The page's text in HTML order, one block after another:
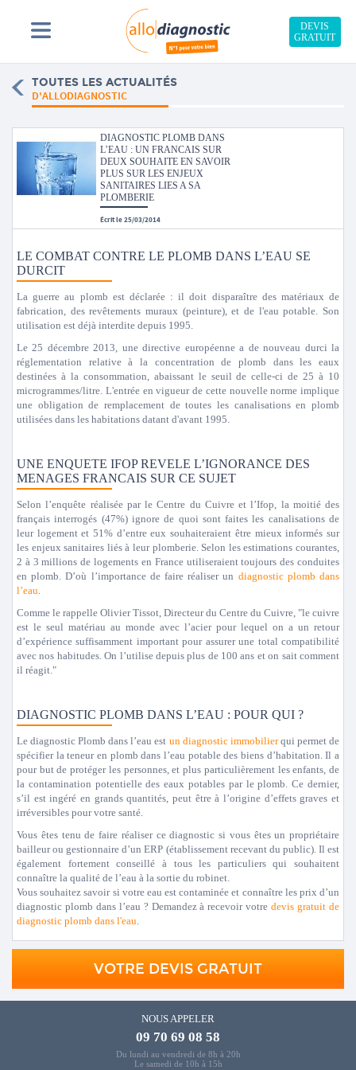
DEVIS
GRATUIT
TOUTES LES ACTUALITÉS
D'ALLODIAGNOSTIC
DIAGNOSTIC PLOMB DANS
L’EAU : UN FRANCAIS SUR
DEUX SOUHAITE EN SAVOIR
PLUS SUR LES ENJEUX
SANITAIRES LIES A SA
PLOMBERIE
Écrit le 25/03/2014
LE COMBAT CONTRE LE PLOMB DANS L’EAU SE
DURCIT
La guerre au plomb est déclarée : il doit disparaître des matériaux de
fabrication, des revêtements muraux (peinture), et de l'eau potable. Son
utilisation est déjà interdite depuis 1995.
Le 25 décembre 2013, une directive européenne a de nouveau durci la
réglementation relative à la concentration de plomb dans les eaux
destinées à la consommation, abaissant le seuil de celle-ci de 25 à 10
microgrammes/litre. L'entrée en vigueur de cette nouvelle norme implique
une obligation de remplacement de toutes les canalisations en plomb
utilisées dans les habitations datant d'avant 1995.
UNE ENQUETE IFOP REVELE L’IGNORANCE DES
MENAGES FRANCAIS SUR CE SUJET
Selon l’enquête réalisée par le Centre du Cuivre et l’Ifop, la moitié des
français interrogés (47%) ignore de quoi sont faites les canalisations de
leur logement et 51% d’entre eux souhaiteraient être mieux informés sur
les enjeux sanitaires liés à leur plomberie. Selon les estimations courantes,
2 à 3 millions de logements en France utiliseraient toujours des conduites
en plomb. D’où l’importance de faire réaliser un diagnostic plomb dans
l’eau.
Comme le rappelle Olivier Tissot, Directeur du Centre du Cuivre, "le cuivre
est le seul matériau au monde avec l’acier pour lequel on a un retour
d’expérience suffisamment important pour assurer une total compatibilité
avec nos habitudes. On l’utilise depuis plus de 100 ans et on sait comment
il réagit."
DIAGNOSTIC PLOMB DANS L’EAU : POUR QUI ?
Le diagnostic Plomb dans l’eau est un diagnostic immobilierqui permet de
spécifier la teneur en plomb dans l’eau potable des biens d’habitation. Il a
pour but de protéger les personnes, et plus particulièrement les enfants, de
la contamination potentielle des eaux potables par le plomb. Ce dernier,
s’il est ingéré en grands quantités, peut être à l’origine d’effets graves et
irréversibles pour votre santé.
Vous êtes tenu de faire réaliser ce diagnostic si vous êtes un propriétaire
bailleur ou gestionnaire d’un ERP (établissement recevant du public). Il est
également fortement conseillé à tous les particuliers qui souhaitent
connaître la qualité de l’eau à la sortie du robinet.
Vous souhaitez savoir si votre eau est contaminée et connaître les prix d’un
diagnostic plomb dans l’eau ? Demandez à recevoir votredevis gratuit de
diagnostic plomb dans l'eau.
VOTRE DEVIS GRATUIT
NOUS APPELER
09 70 69 08 58
Du lundi au vendredi de 8h à 20h
Le samedi de 10h à 15h